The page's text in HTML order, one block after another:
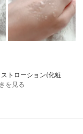
ストローション(化粧
を見る